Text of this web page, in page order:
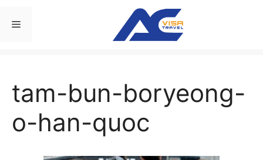
đến Menu
tam-bun-boryeong-
o-han-quoc